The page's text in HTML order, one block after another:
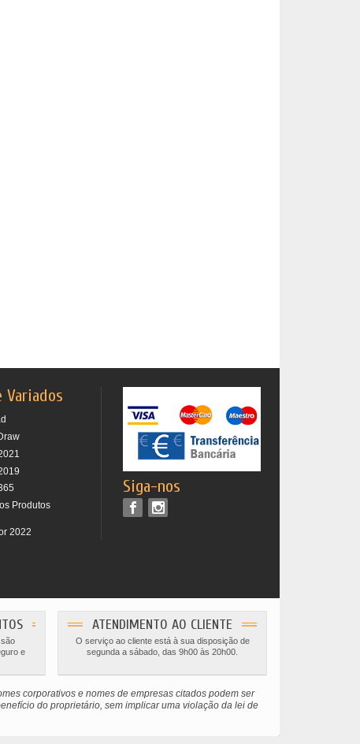
Variados
Produtos
2022
Siga-nos
e
ATENDIMENTO AO CLIENTE
O serviço ao cliente está à sua disposição de
segunda a sábado, das 9h00 às 20h00.
corporativos e nomes de empresas citados podem ser
do proprietário, sem implicar uma violação da lei de